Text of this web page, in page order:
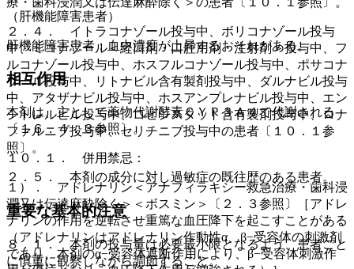
（肝機能障害患者）
肝機能障害患者：血中濃度が上昇するおそれがある。
相互作用
本剤は、主として薬物代謝酵素ＣＹＰ３Ａ４で代謝される
〔１６．４．３参照〕。
１０．１． 併用禁忌：
１）． アドレナリン＜アナフィラキシー救急治療・歯科浸
潤又は伝達麻酔除く＞＜ボスミン＞〔２．３参照〕［アドレ
ナリンの作用を逆転させ重篤な血圧降下を起こすことがある
（アドレナリンはアドレナリン作動性α、β−受容体の刺激剤
であり、本剤のα−受容体遮断作用により、β−受容体刺激作
２．４． イトラコナゾール投与中、ボリコナゾール投与
中、ミコナゾール＜経口剤・口腔用剤・注射剤＞投与中、フ
ルコナゾール投与中、ホスフルコナゾール投与中、ポサコナ
ゾール投与中、リトナビル含有製剤投与中、ダルナビル投与
中、アタザナビル投与中、ホスアンプレナビル投与中、エン
シトレルビル投与中、コビシスタット含有製剤投与中、ロナ
ファルニブ投与中、セリチニブ投与中の患者〔１０．１参
照〕。
２．５． 本剤の成分に対し過敏症の既往歴のある患者。
重要な基本的注意
８．１． 本剤の投与量は必要最小限となるよう、患者ごと
に慎重に観察しながら調節すること。